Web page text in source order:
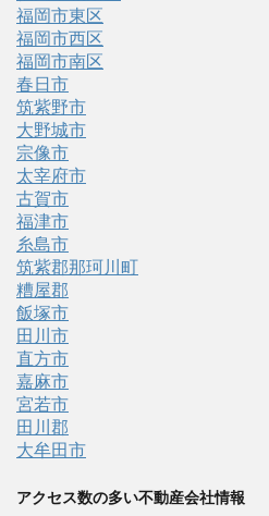
福岡市東区
福岡市西区
福岡市南区
春日市
筑紫野市
大野城市
宗像市
太宰府市
古賀市
福津市
糸島市
筑紫郡那珂川町
糟屋郡
飯塚市
田川市
直方市
嘉麻市
宮若市
田川郡
大牟田市
アクセス数の多い不動産会社情報